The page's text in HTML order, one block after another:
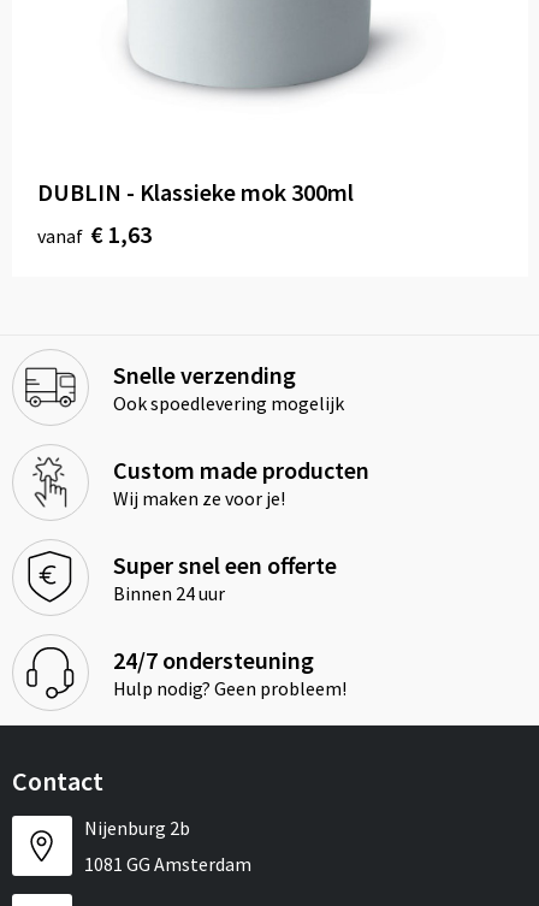
DUBLIN - Klassieke mok 300ml
vanaf € 1,63
Snelle verzending
Ook spoedlevering mogelijk
Custom made producten
Wij maken ze voor je!
Super snel een offerte
Binnen 24 uur
24/7 ondersteuning
Hulp nodig? Geen probleem!
Contact
Nijenburg 2b
1081 GG Amsterdam